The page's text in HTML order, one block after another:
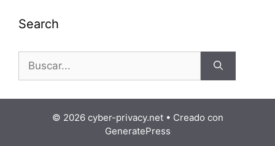
Search
© 2026 cyber-privacy.net• Creado con
GeneratePress